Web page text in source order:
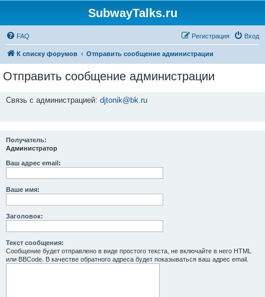
SubwayTalks.ru
FAQ Вход
Регистрация
К списку форумов Отправить сообщение администрации
Отправить сообщение администрации
Связь с администрацией: djtonik@bk.ru
Получатель:
Администратор
Ваш адрес email:
Ваше имя:
Заголовок:
Текст сообщения:
Сообщение будет отправлено в виде простого текста, не включайте в него HTML
или BBCode. В качестве обратного адреса будет показываться ваш адрес email.